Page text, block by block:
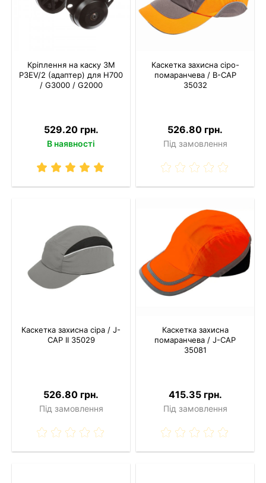
Кріплення на каску 3M
P3EV/2 (адаптер) для Н700
/ G3000 / G2000
529.20 грн.
В наявності
Каскетка захисна сіро-
помаранчева / В-CAP
35032
526.80 грн.
Під замовлення
Каскетка захисна сіра / J-
CAP II 35029
526.80 грн.
Під замовлення
Каскетка захисна
помаранчева / J-CAP
35081
415.35 грн.
Під замовлення